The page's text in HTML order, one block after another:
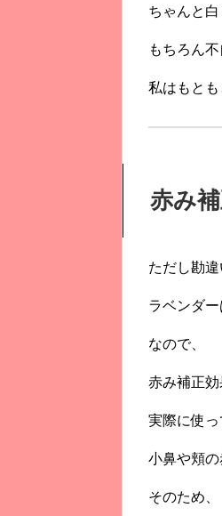
ちゃんと白
もちろん
私はもとも
赤み
ただし勘
ラベンダー
なので、
赤み補正効
実際に使っ
小鼻や頬の
そのため、